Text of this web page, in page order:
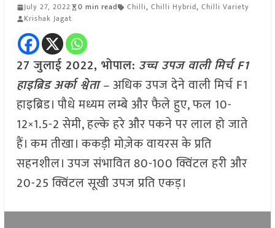
July 27, 2022 0 min read Chilli, Chilli Hybrid, Chilli Variety
Krishak Jagat
27 जुलाई 2022, भोपाल: उच्च उपज वाली मिर्च F1
हाइब्रिड अर्का श्वेता– अधिक उपज देने वाली मिर्च F1
हाइब्रिड। पौधे मध्यम लम्बे और फैले हुए, फल 10-
12×1.5-2 सेमी, हल्के हरे और पकने पर लाल हो जाते
हैं। कम तीखा। ककड़ी मोज़ेक वायरस के प्रति
सहनशील। उपज संभावित 80-100 क्विंटल हरी और
20-25 क्विंटल सूखी उपज प्रति एकड़।